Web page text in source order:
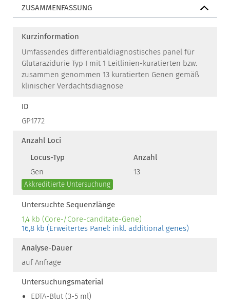
ZUSAMMENFASSUNG
Kurzinformation
Umfassendes differentialdiagnostisches panel für
Glutarazidurie Typ I mit 1 Leitlinien-kuratierten bzw.
zusammen genommen 13 kuratierten Genen gemäß
klinischer Verdachtsdiagnose
ID
GP1772
Anzahl Loci
Locus-Typ
Anzahl
Gen
13
Akkreditierte Untersuchung
Untersuchte Sequenzlänge
1,4 kb (Core-/Core-canditate-Gene)
16,8 kb (Erweitertes Panel: inkl. additional genes)
Analyse-Dauer
auf Anfrage
Untersuchungsmaterial
EDTA-Blut (3-5 ml)